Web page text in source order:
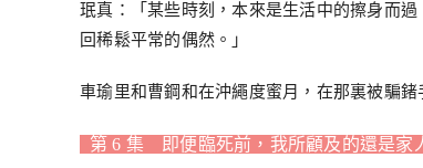
珉真：「某些時刻，本來是生活中的擦身而
回稀鬆平常的偶然。」
車瑜里和曹鋼和在沖繩度蜜月，在那裏被騙鍺
第 6 集 即便臨死前，我所顧及的還是家